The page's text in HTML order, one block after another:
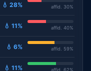
💧 28% affid. 30%
💧 11% affid. 40%
💧 6% affid. 59%
💧 11% affid. 62%